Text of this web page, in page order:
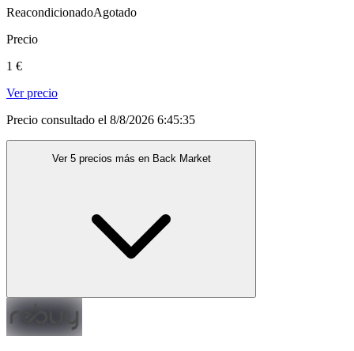
ReacondicionadoAgotado
Precio
1 €
Ver precio
Precio consultado el 8/8/2026 6:45:35
Ver 5 precios más en Back Market